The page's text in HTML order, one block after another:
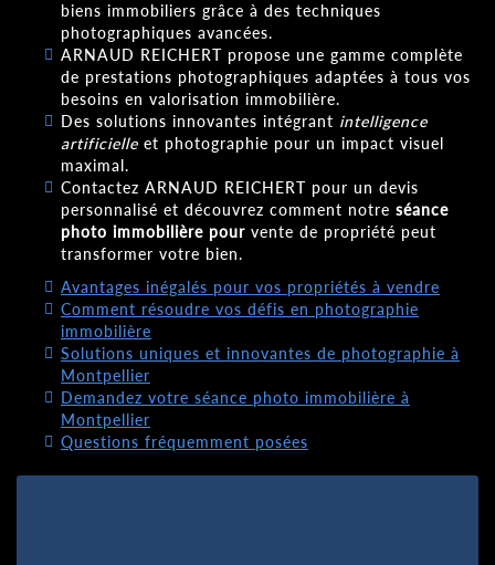
biens immobiliers grâce à des techniques
photographiques avancées.
ARNAUD REICHERT propose une gamme complète
de prestations photographiques adaptées à tous vos
besoins en valorisation immobilière.
Des solutions innovantes intégrant intelligence
artificielle et photographie pour un impact visuel
maximal.
Contactez ARNAUD REICHERT pour un devis
personnalisé et découvrez comment notre séance
photo immobilière pour vente de propriété peut
transformer votre bien.
Avantages inégalés pour vos propriétés à vendre
Comment résoudre vos défis en photographie
immobilière
Solutions uniques et innovantes de photographie à
Montpellier
Demandez votre séance photo immobilière à
Montpellier
Questions fréquemment posées